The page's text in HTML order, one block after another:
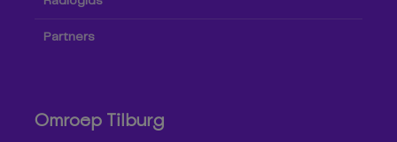
Partners
Omroep Tilburg